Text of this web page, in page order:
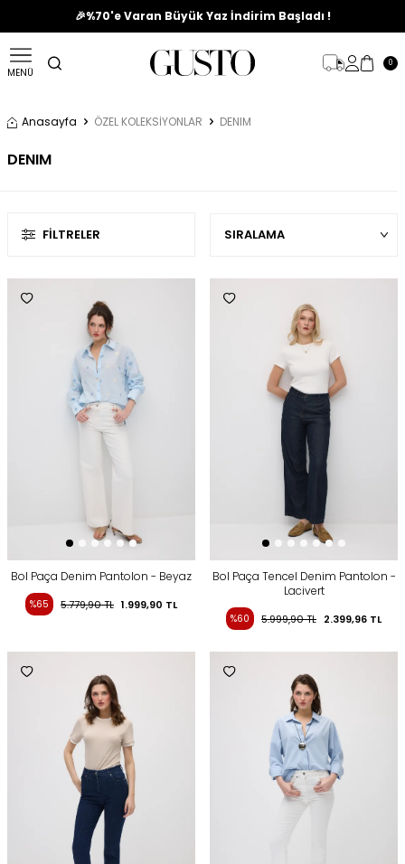
🎉%70'e Varan Büyük Yaz İndirim Başladı !
MENÜ
0
Anasayfa ÖZEL KOLEKSİYONLAR DENIM
DENIM
FILTRELER
Bol Paça Denim Pantolon - Beyaz
%65 5.779,90TL 1.999,90 TL
Bol Paça Tencel Denim Pantolon -
Lacivert
%60 5.999,90TL 2.399,96 TL